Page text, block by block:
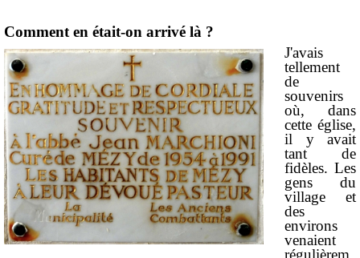
Comment en était-on arrivé là ?
J'avais
tellement
de
souvenirs
où, dans
cette église,
il y avait
tant de
fidèles. Les
gens du
village et
des
environs
venaient
régulièrem